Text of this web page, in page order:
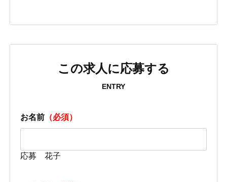
この求人に応募する
ENTRY
お名前 （必須）
応募 花子